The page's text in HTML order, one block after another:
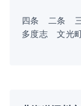
四条 二条
多度志
文光